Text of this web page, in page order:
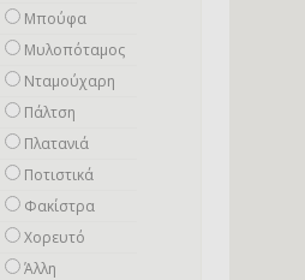
Μπούφα
Μυλοπόταμος
Νταμούχαρη
Πάλτση
Πλατανιά
Ποτιστικά
Φακίστρα
Χορευτό
Άλλη